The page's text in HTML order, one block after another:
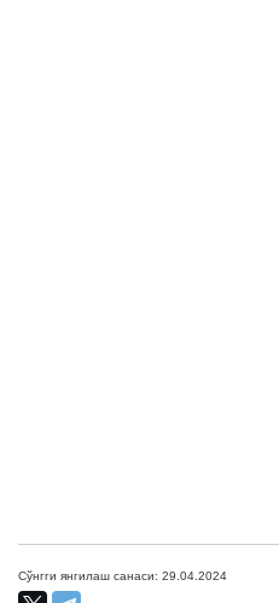
Сўнгги янгилаш санаси: 29.04.2024